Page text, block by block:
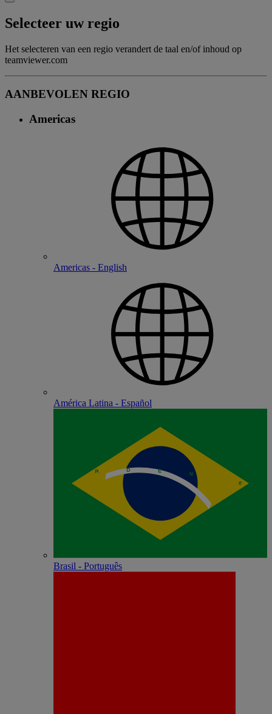
Selecteer uw regio
Het selecteren van een regio verandert de taal en/of inhoud op
teamviewer.com
AANBEVOLEN REGIO
Americas
Americas - English
América Latina - Español
Brasil - Português